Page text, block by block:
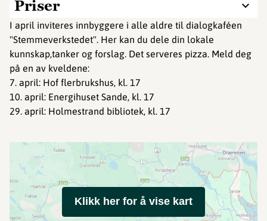
Priser
I april inviteres innbyggere i alle aldre til dialogkaféen
"Stemmeverkstedet". Her kan du dele din lokale
kunnskap,tanker og forslag. Det serveres pizza. Meld deg
på en av kveldene:
7. april: Hof flerbrukshus, kl. 17
10. april: Energihuset Sande, kl. 17
29. april: Holmestrand bibliotek, kl. 17
Klikk her for å vise kart